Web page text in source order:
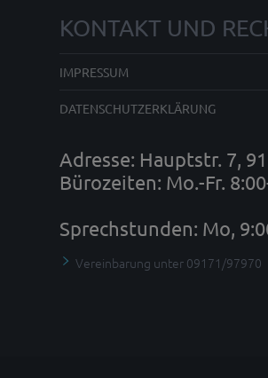
KONTAKT UND
IMPRESSUM
DATENSCHUTZERKLÄRUNG
Adresse: Hauptstr. 7,
Bürozeiten: Mo.-Fr.
Sprechstunden: Mo,
Vereinbarung unter 09171/97970